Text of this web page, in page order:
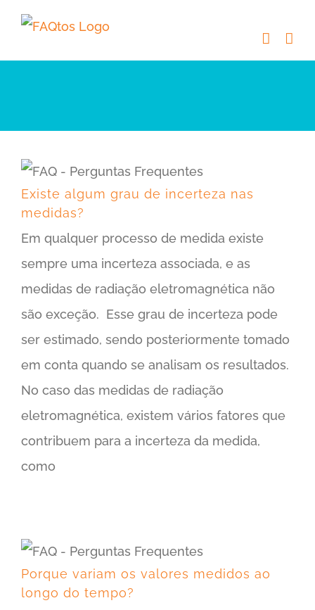
Skip
content
Existe algum grau de incerteza nas
medidas?
Em qualquer processo de medida existe
sempre uma incerteza associada, e as
medidas de radiação eletromagnética não
são exceção. Esse grau de incerteza pode
ser estimado, sendo posteriormente tomado
em conta quando se analisam os resultados.
No caso das medidas de radiação
eletromagnética, existem vários fatores que
contribuem para a incerteza da medida,
como
Porque variam os valores medidos ao
longo do tempo?